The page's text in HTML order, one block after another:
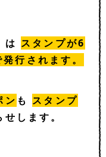
は スタンプが6
行されます。
ン も スタンプ
します。